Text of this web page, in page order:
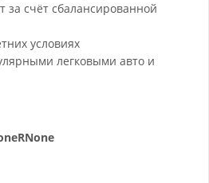
счёт сбалансированной
условиях
легковыми авто и